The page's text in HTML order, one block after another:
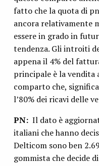
fatto che la quota di
ancora relativamente
essere in grado in
tendenza. Gli introiti
appena il 4% del
principale è la vendita
comparto che,
l’80% dei ricavi delle
PN: Il dato è
italiani che hanno
Delticom sono ben
gommista che decide